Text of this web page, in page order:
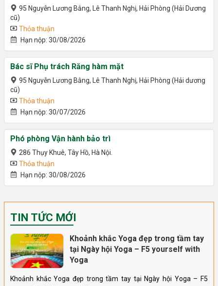
95 Nguyễn Lương Bằng, Lê Thanh Nghị, Hải Phòng (Hải Dương
cũ)
Thỏa thuận
Hạn nộp: 30/08/2026
Bác sĩ Phụ trách Răng hàm mặt
95 Nguyễn Lương Bằng, Lê Thanh Nghị, Hải Phòng (Hải dương
cũ)
Thỏa thuận
Hạn nộp: 30/07/2026
Phó phòng Vận hành bảo trì
286 Thụy Khuê, Tây Hồ, Hà Nội.
Thỏa thuận
Hạn nộp: 30/08/2026
TIN TỨC MỚI
Khoảnh khắc Yoga đẹp trong tầm tay
tại Ngày hội Yoga – F5 yourself with
Yoga
Khoảnh khắc Yoga đẹp trong tầm tay tại Ngày hội Yoga – F5